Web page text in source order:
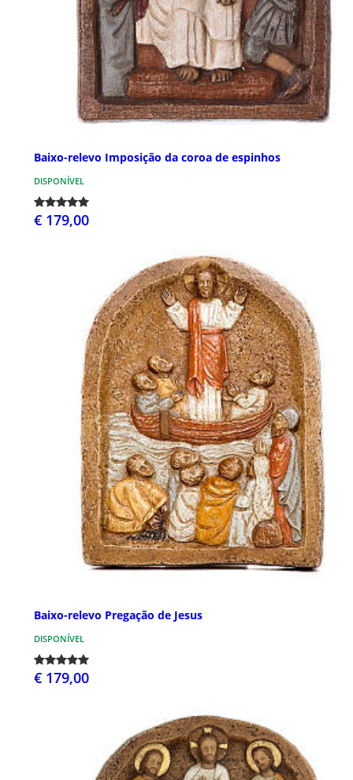
Baixo-relevo Imposição da coroa de espinhos
DISPONÍVEL
€ 179,00
Baixo-relevo Pregação de Jesus
DISPONÍVEL
€ 179,00